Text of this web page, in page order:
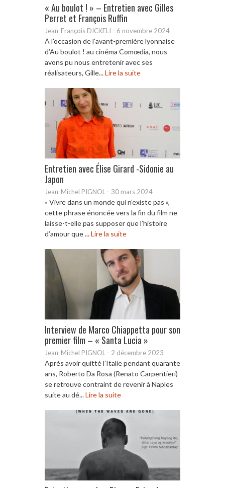
« Au boulot ! » – Entretien avec Gilles
Perret et François Ruffin
Jean-François DICKELI - 6 novembre 2024
À l’occasion de l’avant-première lyonnaise
d’Au boulot ! au cinéma Comœdia, nous
avons pu nous entretenir avec ses
réalisateurs, Gille...Lire la suite
Entretien avec Élise Girard -Sidonie au
Japon
Jean-Michel PIGNOL - 30 mars 2024
« Vivre dans un monde qui n’existe pas »,
cette phrase énoncée vers la fin du film ne
laisse-t-elle pas supposer que l’histoire
d’amour que ...Lire la suite
Interview de Marco Chiappetta pour son
premier film – « Santa Lucia »
Jean-Michel PIGNOL - 2 décembre 2023
Après avoir quitté l’Italie pendant quarante
ans, Roberto Da Rosa (Renato Carpentieri)
se retrouve contraint de revenir à Naples
suite au dé...Lire la suite